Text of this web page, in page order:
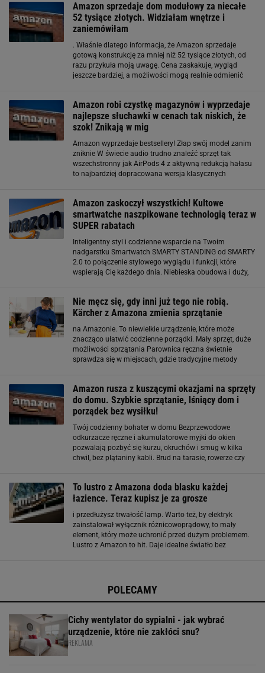
Amazon sprzedaje dom modułowy za niecałe
52 tysiące złotych. Widziałam wnętrze i
zaniemówiłam
. Właśnie dlatego informacja, że Amazon sprzedaje
gotową konstrukcję za mniej niż 52 tysiące złotych, od
razu przykuła moją uwagę. Cena zaskakuje, wygląd
jeszcze bardziej, a możliwości mogą realnie odmienić
wygodnego
Amazon robi czystkę magazynów i wyprzedaje
najlepsze słuchawki w cenach tak niskich, że
szok! Znikają w mig
Amazon wyprzedaje bestsellery! Złap swój model zanim
zniknie W świecie audio trudno znaleźć sprzęt tak
wszechstronny jak AirPods 4 z aktywną redukcją hałasu
to najbardziej dopracowana wersja klasycznych
Amazon zaskoczył wszystkich! Kultowe
smartwatche naszpikowane technologią teraz w
SUPER rabatach
Inteligentny styl i codzienne wsparcie na Twoim
nadgarstku Smartwatch SMARTY STANDING od SMARTY
2.0 to połączenie stylowego wyglądu i funkcji, które
wspierają Cię każdego dnia. Niebieska obudowa i duży,
Nie męcz się, gdy inni już tego nie robią.
Kärcher z Amazona zmienia sprzątanie
na Amazonie. To niewielkie urządzenie, które może
znacząco ułatwić codzienne porządki. Mały sprzęt, duże
możliwości sprzątania Parownica ręczna świetnie
sprawdza się w miejscach, gdzie tradycyjne metody
trudu
Amazon rusza z kuszącymi okazjami na sprzęty
do domu. Szybkie sprzątanie, lśniący dom i
porządek bez wysiłku!
Twój codzienny bohater w domu Bezprzewodowe
odkurzacze ręczne i akumulatorowe myjki do okien
pozwalają pozbyć się kurzu, okruchów i smug w kilka
chwil, bez plątaniny kabli. Brud na tarasie, rowerze czy
To lustro z Amazona doda blasku każdej
łazience. Teraz kupisz je za grosze
i przedłużysz trwałość lamp. Warto też, by elektryk
zainstalował wyłącznik różnicowoprądowy, to mały
element, który może uchronić przed dużym problemem.
Lustro z Amazon to hit. Daje idealne światło bez
POLECAMY
Cichy wentylator do sypialni - jak wybrać
urządzenie, które nie zakłóci snu?
REKLAMA